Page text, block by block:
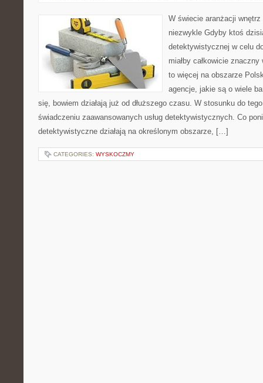
W świecie aranżacji
niezwykle Gdyby ktoś
detektywistycznej w celu
miałby całkowicie
to więcej na obszarze
agencje, jakie są o wiele
się, bowiem działają już od dłuższego czasu. W stosunku do
świadczeniu zaawansowanych usług detektywistycznych. Co
detektywistyczne działają na określonym obszarze, […]
CATEGORIES: WYSKOCZMY